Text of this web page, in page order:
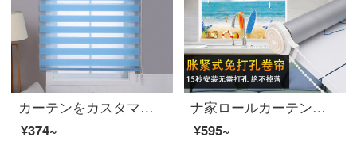
カーテンをカスタマイズして昇降します。フル遮光紗カーテンオフィスの寝室のベランダ、トイレの台所の窓。防水防油式のフリーホールにブラインドを設置します。
¥374~
ナ家ロールカーテンオフィスのトイレの遮光ホール昇降フリーシャッター式ブラインドは、夏の涼しい全遮光式です。
¥595~